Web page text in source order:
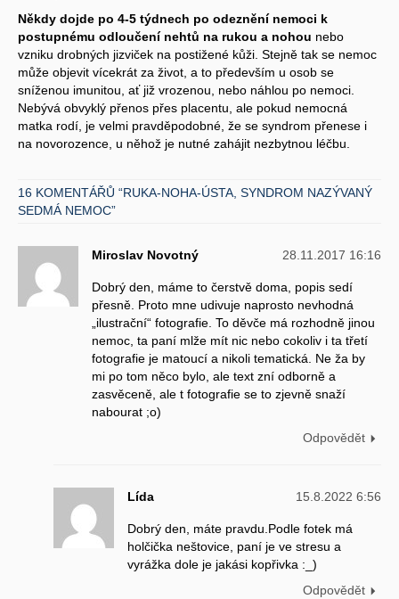
Někdy dojde po 4-5 týdnech po odeznění nemoci k
postupnému odloučení nehtů na rukou a nohou nebo
vzniku drobných jizviček na postižené kůži. Stejně tak se nemoc
může objevit vícekrát za život, a to především u osob se
sníženou imunitou, ať již vrozenou, nebo náhlou po nemoci.
Nebývá obvyklý přenos přes placentu, ale pokud nemocná
matka rodí, je velmi pravděpodobné, že se syndrom přenese i
na novorozence, u něhož je nutné zahájit nezbytnou léčbu.
16 KOMENTÁŘŮ “RUKA-NOHA-ÚSTA, SYNDROM NAZÝVANÝ
SEDMÁ NEMOC”
Miroslav Novotný 28.11.2017 16:16
Dobrý den, máme to čerstvě doma, popis sedí
přesně. Proto mne udivuje naprosto nevhodná
„ilustrační“ fotografie. To děvče má rozhodně jinou
nemoc, ta paní mlže mít nic nebo cokoliv i ta třetí
fotografie je matoucí a nikoli tematická. Ne ža by
mi po tom něco bylo, ale text zní odborně a
zasvěceně, ale t fotografie se to zjevně snaží
nabourat ;o)
Odpovědět
Lída 15.8.2022 6:56
Dobrý den, máte pravdu.Podle fotek má
holčička neštovice, paní je ve stresu a
vyrážka dole je jakási kopřivka :_)
Odpovědět